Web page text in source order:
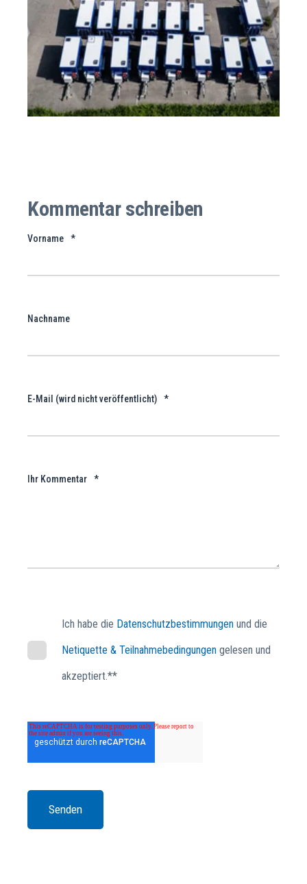
Kommentar schreiben
Vorname *
Nachname
E-Mail (wird nicht veröffentlicht) *
Ihr Kommentar *
Ich habe die Datenschutzbestimmungen und die
Netiquette & Teilnahmebedingungen gelesen und
akzeptiert.**